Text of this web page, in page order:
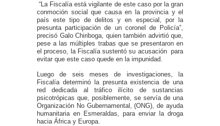
“La Fiscalía está vigilante de este caso por la gran
conmoción social que causa en la provincia y el
país este tipo de delitos y en especial, por la
presunta participación de un coronel de Policía”,
precisó Galo Chiriboga, quien también advirtió que,
pese a las múltiples trabas que se presentaron en
el proceso, la Fiscalía sustentó su acusación para
evitar que este caso quede en la impunidad.
Luego de seis meses de investigaciones, la
Fiscalía determinó la presunta existencia de una
red dedicada al tráfico ilícito de sustancias
psicotrópicas que, posiblemente, se servía de una
Organización No Gubernamental, (ONG), de ayuda
humanitaria en Esmeraldas, para enviar la droga
hacia África y Europa.